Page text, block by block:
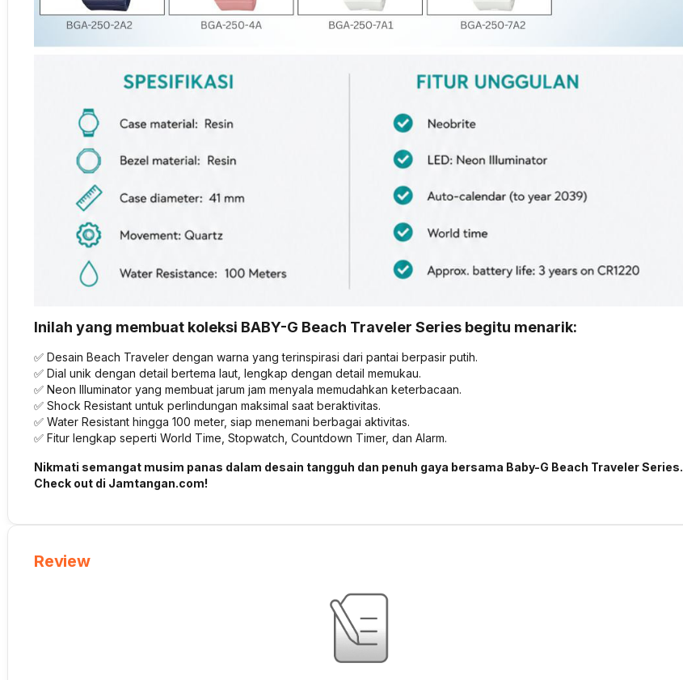
Inilah yang membuat koleksi BABY-G Beach Traveler Series begitu menarik:
✅ Desain Beach Traveler dengan warna yang terinspirasi dari pantai berpasir putih.
✅ Dial unik dengan detail bertema laut, lengkap dengan detail memukau.
✅ Neon Illuminator yang membuat jarum jam menyala memudahkan keterbacaan.
✅ Shock Resistant untuk perlindungan maksimal saat beraktivitas.
✅ Water Resistant hingga 100 meter, siap menemani berbagai aktivitas.
✅ Fitur lengkap seperti World Time, Stopwatch, Countdown Timer, dan Alarm.
Nikmati semangat musim panas dalam desain tangguh dan penuh gaya bersama Baby-G Beach Traveler Series.
Check out di Jamtangan.com!
Review